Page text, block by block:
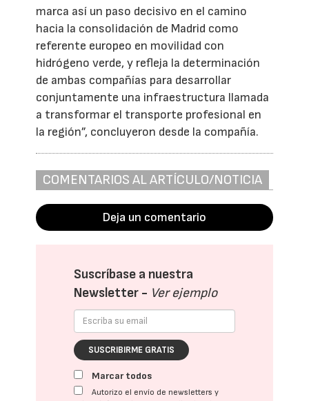
marca así un paso decisivo en el camino
hacia la consolidación de Madrid como
referente europeo en movilidad con
hidrógeno verde, y refleja la determinación
de ambas compañías para desarrollar
conjuntamente una infraestructura llamada
a transformar el transporte profesional en
la región”, concluyeron desde la compañía.
COMENTARIOS AL ARTÍCULO/NOTICIA
Deja un comentario
Suscríbase a nuestra
Newsletter - Ver ejemplo
SUSCRIBIRME GRATIS
Marcar todos
Autorizo el envío de newsletters y